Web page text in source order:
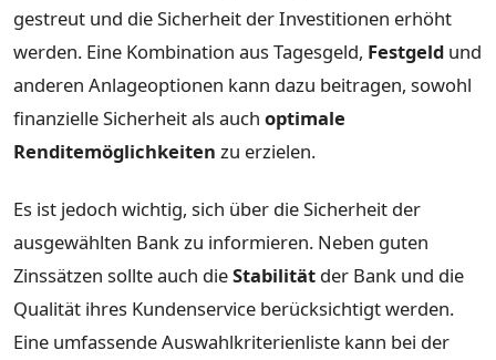
gestreut und die Sicherheit der Investitionen erhöht
werden. Eine Kombination aus Tagesgeld, Festgeld und
anderen Anlageoptionen kann dazu beitragen, sowohl
finanzielle Sicherheit als auch optimale
Renditemöglichkeiten zu erzielen.
Es ist jedoch wichtig, sich über die Sicherheit der
ausgewählten Bank zu informieren. Neben guten
Zinssätzen sollte auch dieStabilität der Bank und die
Qualität ihres Kundenservice berücksichtigt werden.
Eine umfassende Auswahlkriterienliste kann bei der